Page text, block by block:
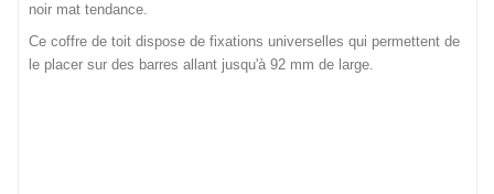
noir mat tendance.
Ce coffre de toit dispose de fixations universelles qui permettent de
le placer sur des barres allant jusqu'à 92 mm de large.